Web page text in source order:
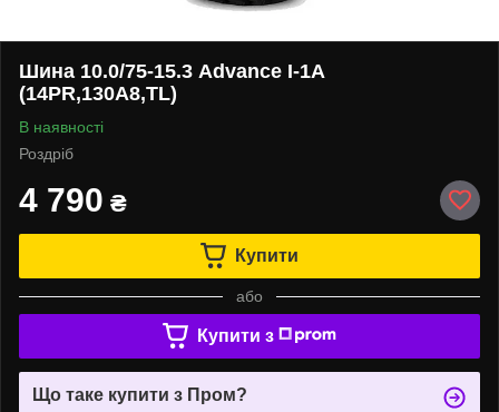
Шина 10.0/75-15.3 Advance I-1А
(14PR,130A8,TL)
В наявності
Роздріб
4 790 ₴
Купити
або
Купити з
Що таке купити з Пром?